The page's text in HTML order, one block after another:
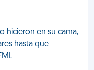
hicieron en su cama,
hasta que